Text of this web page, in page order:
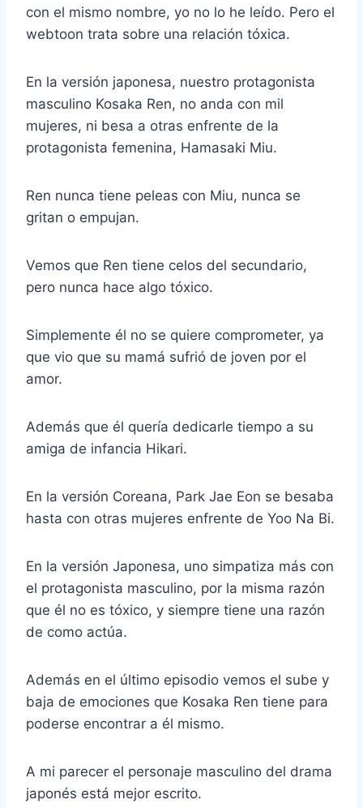
con el mismo nombre, yo no lo he leído. Pero el
webtoon trata sobre una relación tóxica.
En la versión japonesa, nuestro protagonista
masculino Kosaka Ren, no anda con mil
mujeres, ni besa a otras enfrente de la
protagonista femenina, Hamasaki Miu.
Ren nunca tiene peleas con Miu, nunca se
gritan o empujan.
Vemos que Ren tiene celos del secundario,
pero nunca hace algo tóxico.
Simplemente él no se quiere comprometer, ya
que vio que su mamá sufrió de joven por el
amor.
Además que él quería dedicarle tiempo a su
amiga de infancia Hikari.
En la versión Coreana, Park Jae Eon se besaba
hasta con otras mujeres enfrente de Yoo Na Bi.
En la versión Japonesa, uno simpatiza más con
el protagonista masculino, por la misma razón
que él no es tóxico, y siempre tiene una razón
de como actúa.
Además en el último episodio vemos el sube y
baja de emociones que Kosaka Ren tiene para
poderse encontrar a él mismo.
A mi parecer el personaje masculino del drama
japonés está mejor escrito.